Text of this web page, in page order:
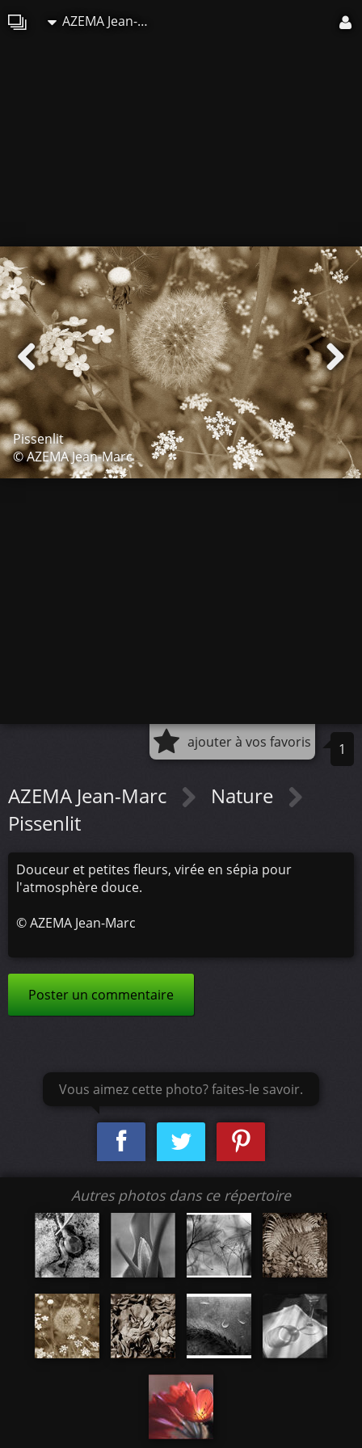
AZEMA Jean-Marc
Pissenlit
© AZEMA Jean-Marc
ajouter à vos favoris 1
AZEMA Jean-Marc
Nature
Pissenlit
Douceur et petites fleurs, virée en sépia pour
l'atmosphère douce.
©AZEMA Jean-Marc
Poster un commentaire
Vous aimez cette photo? faites-le savoir.
Autres photos dans ce répertoire